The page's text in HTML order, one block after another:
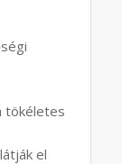
tökéletes
el